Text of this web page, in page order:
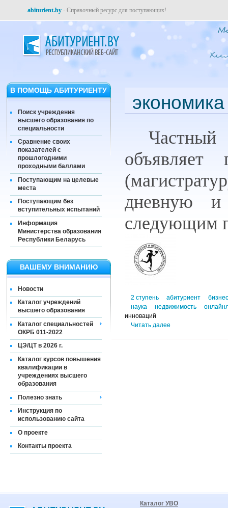
abiturient.by - Справочный ресурс для поступающих!
В ПОМОЩЬ АБИТУРИЕНТУ
Поиск учреждения
высшего образования по
специальности
Сравнение своих
показателей с
прошлогодними
проходными баллами
Поступающим на целевые
места
Поступающим без
вступительных испытаний
Информация
Министерства образования
Республики Беларусь
ВАШЕМУ ВНИМАНИЮ
Новости
Каталог учреждений
высшего образования
Каталог специальностей
ОКРБ 011-2022
ЦЭ/ЦТ в 2026 г.
Каталог курсов повышения
квалификации в
учреждениях высшего
образования
Полезно знать
Инструкция по
использованию сайта
О проекте
Контакты проекта
Частный
дневную и
следующим
2 ступень абитуриент
бизнес
наука
недвижимость
инноваций
Читать далее
Каталог УВО